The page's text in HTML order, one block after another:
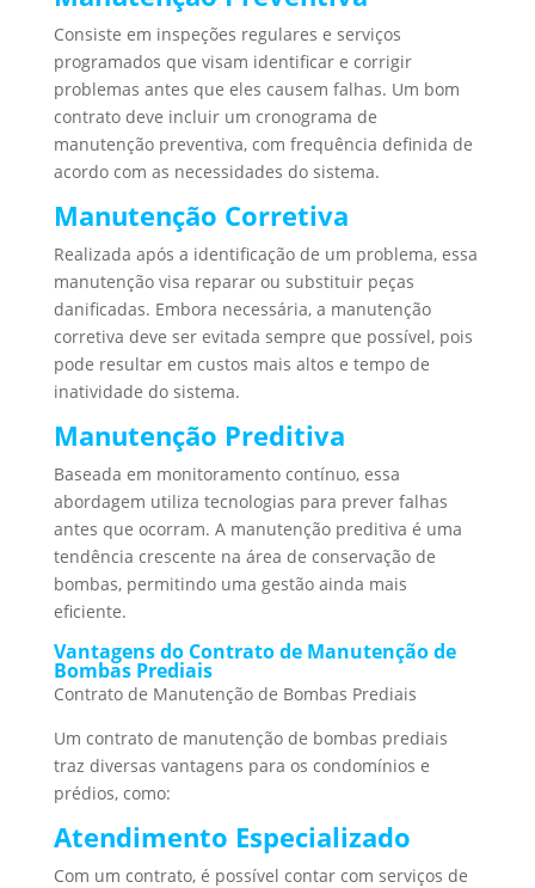
Consiste em inspeções regulares e serviços
programados que visam identificar e corrigir
problemas antes que eles causem falhas. Um bom
contrato deve incluir um cronograma de
manutenção preventiva, com frequência definida de
acordo com as necessidades do sistema.
Manutenção Corretiva
Realizada após a identificação de um problema, essa
manutenção visa reparar ou substituir peças
danificadas. Embora necessária, a manutenção
corretiva deve ser evitada sempre que possível, pois
pode resultar em custos mais altos e tempo de
inatividade do sistema.
Manutenção Preditiva
Baseada em monitoramento contínuo, essa
abordagem utiliza tecnologias para prever falhas
antes que ocorram. A manutenção preditiva é uma
tendência crescente na área de conservação de
bombas, permitindo uma gestão ainda mais
eficiente.
Vantagens do Contrato de Manutenção de
Bombas Prediais
Contrato de Manutenção de Bombas Prediais
Um contrato de manutenção de bombas prediais
traz diversas vantagens para os condomínios e
prédios, como:
Atendimento Especializado
Com um contrato, é possível contar com serviços de